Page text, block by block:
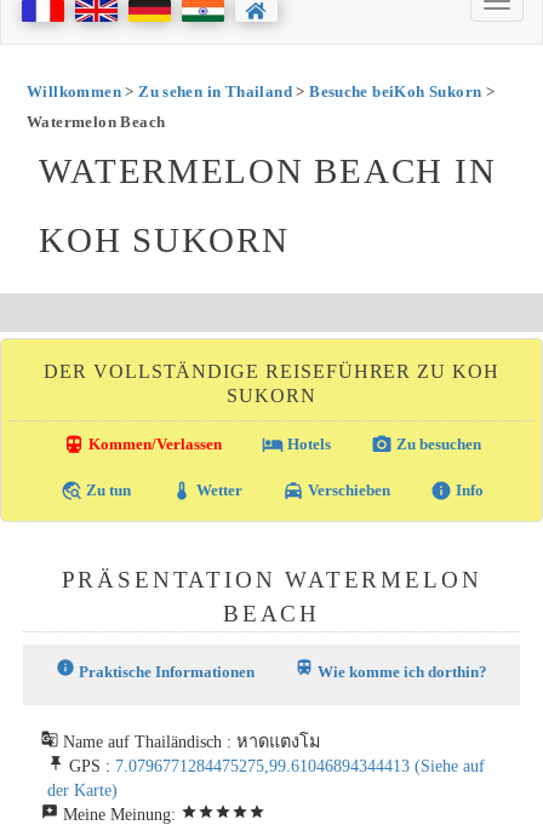
Willkommen>Zu sehen in Thailand>Besuche beiKoh Sukorn >
Watermelon Beach
WATERMELON BEACH IN
KOH SUKORN
DER VOLLSTÄNDIGE REISEFÜHRER ZU KOH
SUKORN
directions_transit Kommen/Verlassen local_hotelHotels photo_camera Zu besuchen
travel_explore Zu tun thermostat Wetter local_taxi Verschieben info Info
PRÄSENTATION WATERMELON
BEACH
info Praktische Informationen train Wie komme ich dorthin?
g_translate Name auf Thailändisch : หาดแตงโม
push_pin GPS : 7.0796771284475275,99.61046894344413 (Siehe auf
der Karte)
reviews Meine Meinung: starstarstarstarstar